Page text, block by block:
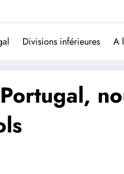
Divisions inférieures A